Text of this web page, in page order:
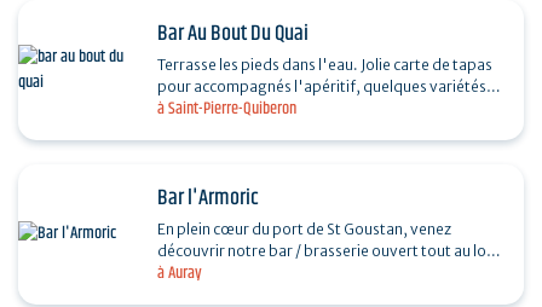
à Saint-Pierre-Quiberon
Bar Au Bout Du Quai
Terrasse les pieds dans l'eau. Jolie carte de tapas
pour accompagnés l'apéritif, quelques variétés
de rhum intéressants et rhums arrangés.
à Auray
Bar l'Armoric
En plein cœur du port de St Goustan, venez
découvrir notre bar / brasserie ouvert tout au long
de l’année. Dès produits frais et faits maison,